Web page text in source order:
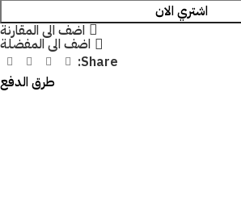
اشتري الان
اضف الى المقارنة
اضف الى المفضلة
Share:
طرق الدفع